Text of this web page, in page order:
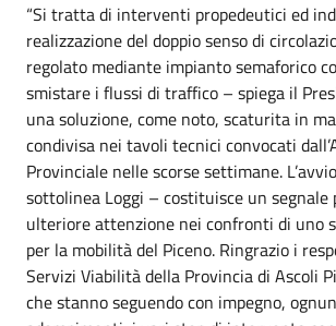
“Si tratta di interventi propedeutici ed
realizzazione del doppio senso di
regolato mediante impianto semaforico
smistare i flussi di traffico – spiega il
una soluzione, come noto, scaturita in
condivisa nei tavoli tecnici convocati
Provinciale nelle scorse settimane.
sottolinea Loggi – costituisce un segnale
ulteriore attenzione nei confronti di uno
per la mobilità del Piceno. Ringrazio i
Servizi Viabilità della Provincia di Ascoli
che stanno seguendo con impegno,